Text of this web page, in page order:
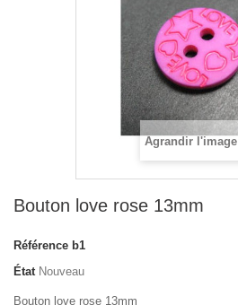
Agrandir l'image
Bouton love rose 13mm
Référence b1
État Nouveau
Bouton love rose 13mm